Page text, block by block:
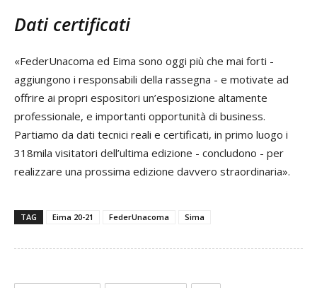
Dati certificati
«FederUnacoma ed Eima sono oggi più che mai forti -
aggiungono i responsabili della rassegna - e motivate ad
offrire ai propri espositori un’esposizione altamente
professionale, e importanti opportunità di business.
Partiamo da dati tecnici reali e certificati, in primo luogo i
318mila visitatori dell’ultima edizione - concludono - per
realizzare una prossima edizione davvero straordinaria».
TAG Eima 20-21 FederUnacoma Sima